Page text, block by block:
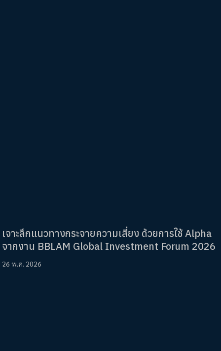
เจาะลึกแนวทางกระจายความเสี่ยง ด้วยการใช้ Alpha
จากงาน BBLAM Global Investment Forum 2026
26 พ.ค. 2026